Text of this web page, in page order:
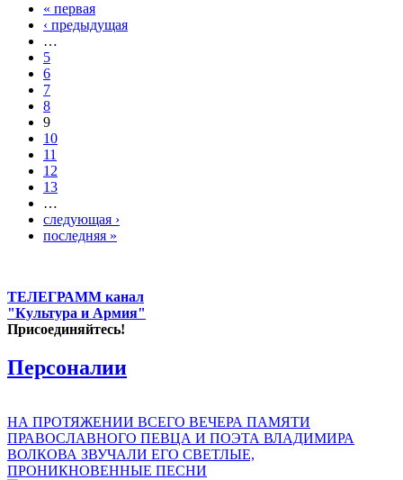
« первая
‹ предыдущая
…
5
6
7
8
9
10
11
12
13
…
следующая ›
последняя »
ТЕЛЕГРАММ канал
"Культура и Армия"
Присоединяйтесь!
Персоналии
НА ПРОТЯЖЕНИИ ВСЕГО ВЕЧЕРА ПАМЯТИ
ПРАВОСЛАВНОГО ПЕВЦА И ПОЭТА ВЛАДИМИРА
ВОЛКОВА ЗВУЧАЛИ ЕГО СВЕТЛЫЕ,
ПРОНИКНОВЕННЫЕ ПЕСНИ